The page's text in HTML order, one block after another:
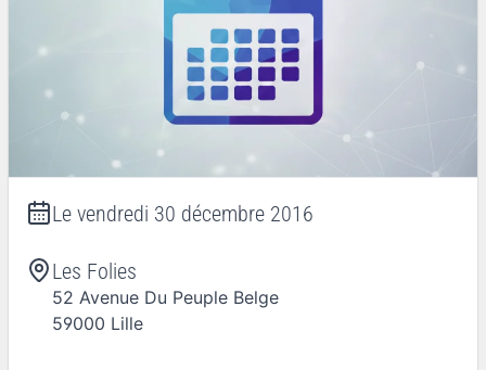
Le vendredi 30 décembre 2016
Les Folies
52 Avenue Du Peuple Belge
59000 Lille